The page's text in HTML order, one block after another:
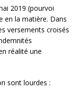
2019 (pourvoi
en la matière. Dans
versements croisés
réalité une
sont lourdes :